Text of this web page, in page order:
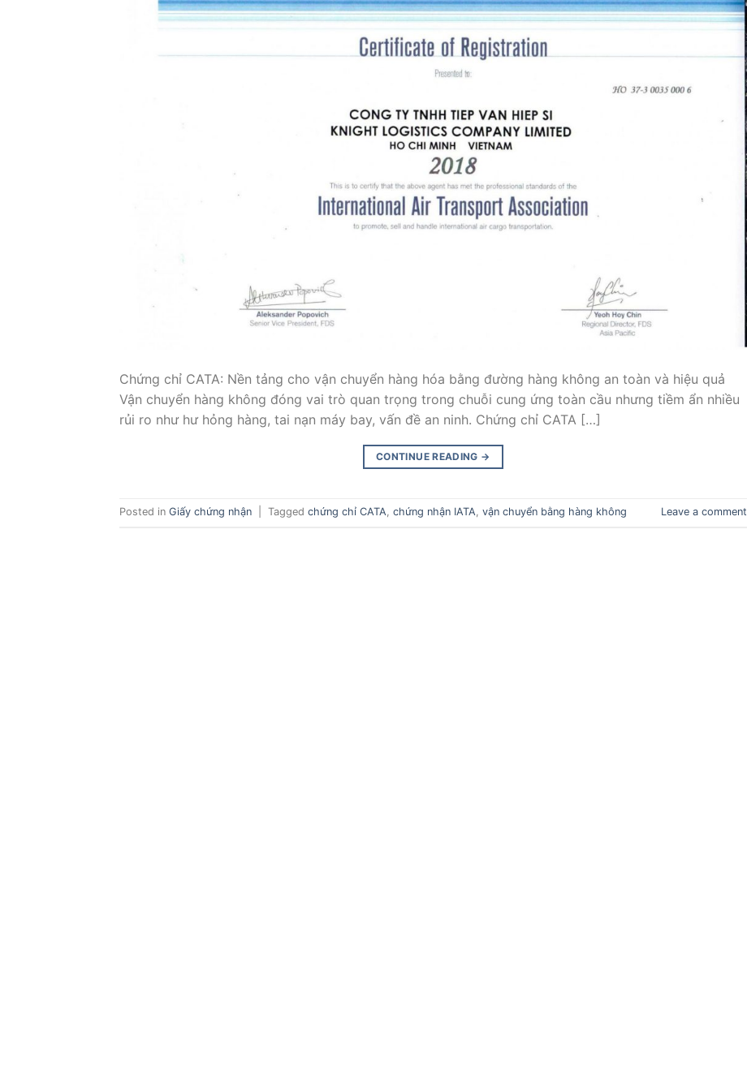
Chứng chỉ CATA: Nền tảng cho vận chuyển hàng hóa bằng đường hàng không an toàn và hiệu quả
Vận chuyển hàng không đóng vai trò quan trọng trong chuỗi cung ứng toàn cầu nhưng tiềm ẩn nhiều
rủi ro như hư hỏng hàng, tai nạn máy bay, vấn đề an ninh. Chứng chỉ CATA […]
CONTINUE READING →
Posted in Giấy chứng nhận Tagged chứng chỉ CATA, chứng nhận IATA, vận chuyển bằng hàng không Leave a comment